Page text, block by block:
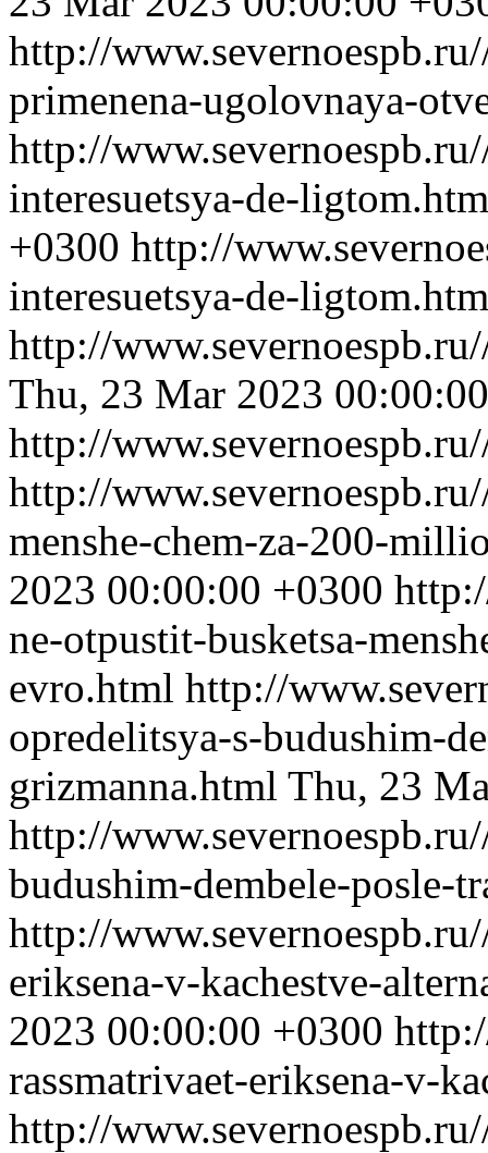
http://
primenena-ugolovnaya-
http://
interesuetsya-de-
+0300 http://
interesuetsya-de-
http://
Thu, 23 Mar 2023
http://
http://
menshe-chem-za-200-
2023 00:00:00 +0300
ne-otpustit-busketsa-
evro.html http://
opredelitsya-s-budushim-
grizmanna.html Thu, 23
http://
budushim-dembele-posle-
http://
eriksena-v-kachestve-
2023 00:00:00 +0300
rassmatrivaet-eriksena-v-
http://